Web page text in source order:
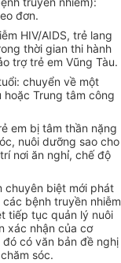
đơn.
HIV/AIDS, trẻ lang
thời gian thi hành
trợ trẻ em Vũng Tàu.
chuyển về một
hoặc Trung tâm công
em bị tâm thần nặng
nuôi dưỡng sao cho
nơi ăn nghỉ, chế độ
chuyên biệt mới phát
bệnh truyền nhiễm
tiếp tục quản lý nuôi
xác nhận của cơ
có văn bản đề nghị
sóc.